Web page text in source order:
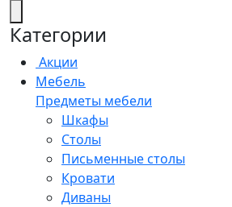
Категории
Акции
Мебель
Предметы мебели
Шкафы
Столы
Письменные столы
Кровати
Диваны